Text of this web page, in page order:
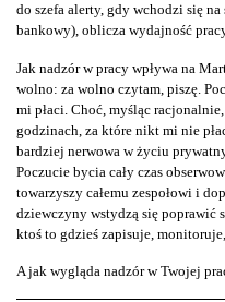
do szefa alerty, gdy wchodzi się
bankowy), oblicza wydajność
Jak nadzór w pracy wpływa na
wolno: za wolno czytam, piszę.
mi płaci. Choć, myśląc
godzinach, za które nikt mi nie
bardziej nerwowa w życiu
Poczucie bycia cały czas
towarzyszy całemu zespołowi i
dziewczyny wstydzą się poprawić
ktoś to gdzieś zapisuje,
A jak wygląda nadzór w Twojej